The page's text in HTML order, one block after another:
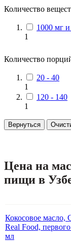
Количество
1000 мг
1
Количество
20 - 40
1
120 - 140
1
Вернуться
Цена на
пищи в
Кокосовое масло,
Real Food,
мл